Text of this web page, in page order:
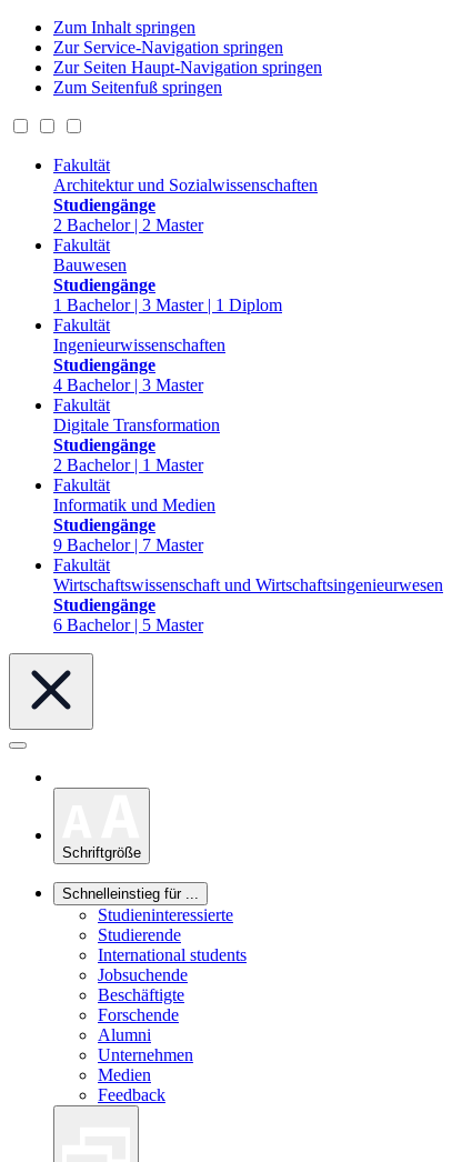
Zum Inhalt springen
Zur Service-Navigation springen
Zur Seiten Haupt-Navigation springen
Zum Seitenfuß springen
Fakultät
Architektur und Sozialwissenschaften
Studiengänge
2 Bachelor | 2 Master
Fakultät
Bauwesen
Studiengänge
1 Bachelor | 3 Master | 1 Diplom
Fakultät
Ingenieurwissenschaften
Studiengänge
4 Bachelor | 3 Master
Fakultät
Digitale Transformation
Studiengänge
2 Bachelor | 1 Master
Fakultät
Informatik und Medien
Studiengänge
9 Bachelor | 7 Master
Fakultät
Wirtschaftswissenschaft und Wirtschaftsingenieurwesen
Studiengänge
6 Bachelor | 5 Master
Schriftgröße
Schnelleinstieg für ...
Studieninteressierte
Studierende
International students
Jobsuchende
Beschäftigte
Forschende
Alumni
Unternehmen
Medien
Feedback